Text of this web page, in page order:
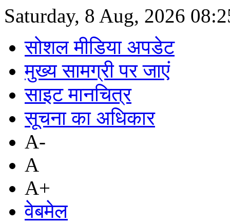
Saturday, 8 Aug, 2026
सोशल मीडिया अपडेट
मुख्य सामग्री पर जाएं
साइट मानचित्र
सूचना का अधिकार
A-
A
A+
वेबमेल